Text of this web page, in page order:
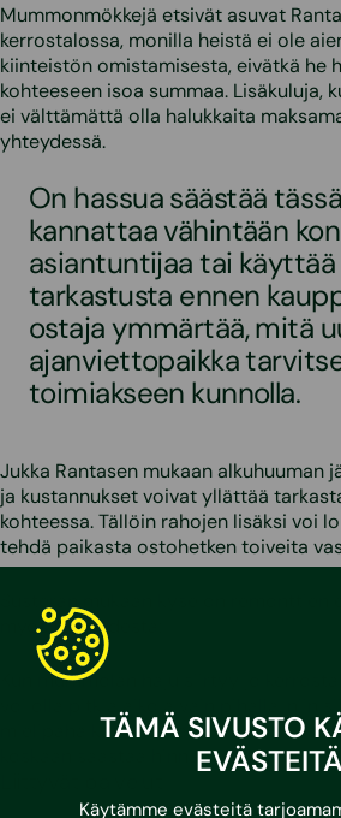
TÄMÄ SIVUSTO
EVÄSTEITÄ
Käytämme evästeitä
Mummonmökkejä etsivät asuvat
kerrostalossa, monilla heistä ei ole
kiinteistön omistamisesta, eivätkä he
kohteeseen isoa summaa. Lisäkuluja,
ei välttämättä olla halukkaita
yhteydessä.
On hassua säästää
kannattaa vähintään
asiantuntijaa tai
tarkastusta ennen
ostaja ymmärtää, mitä
ajanviettopaikka
toimiakseen kunnolla.
Jukka Rantasen mukaan alkuhuuman
ja kustannukset voivat yllättää
kohteessa. Tällöin rahojen lisäksi voi
tehdä paikasta ostohetken toiveita
myös terveydestä:
Kun mummolan haju siirtyy jo
voi olla pitkiä aikoja vain pihalla, niin
mielipaha käsiteltävänä. Siksi
koskaan säästää hinnan vuoksi.